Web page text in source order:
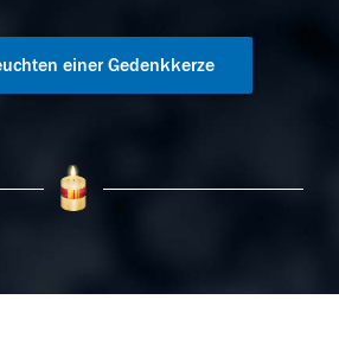
einer Gedenkkerze